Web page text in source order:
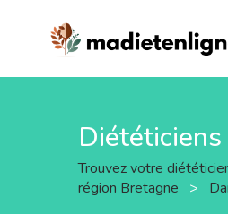
Trouvez votre
région Bretagne
>